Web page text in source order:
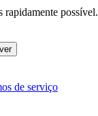
rapidamente possível.
de serviço